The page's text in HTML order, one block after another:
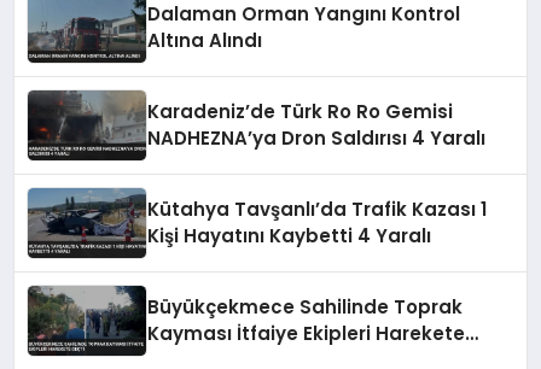
Dalaman Orman Yangını Kontrol
Altına Alındı
Karadeniz’de Türk Ro Ro Gemisi
NADHEZNA’ya Dron Saldırısı 4 Yaralı
Kütahya Tavşanlı’da Trafik Kazası 1
Kişi Hayatını Kaybetti 4 Yaralı
Büyükçekmece Sahilinde Toprak
Kayması İtfaiye Ekipleri Harekete